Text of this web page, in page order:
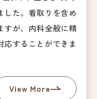
した。看取りを含め
すが、内科全般に精
することができま
View More